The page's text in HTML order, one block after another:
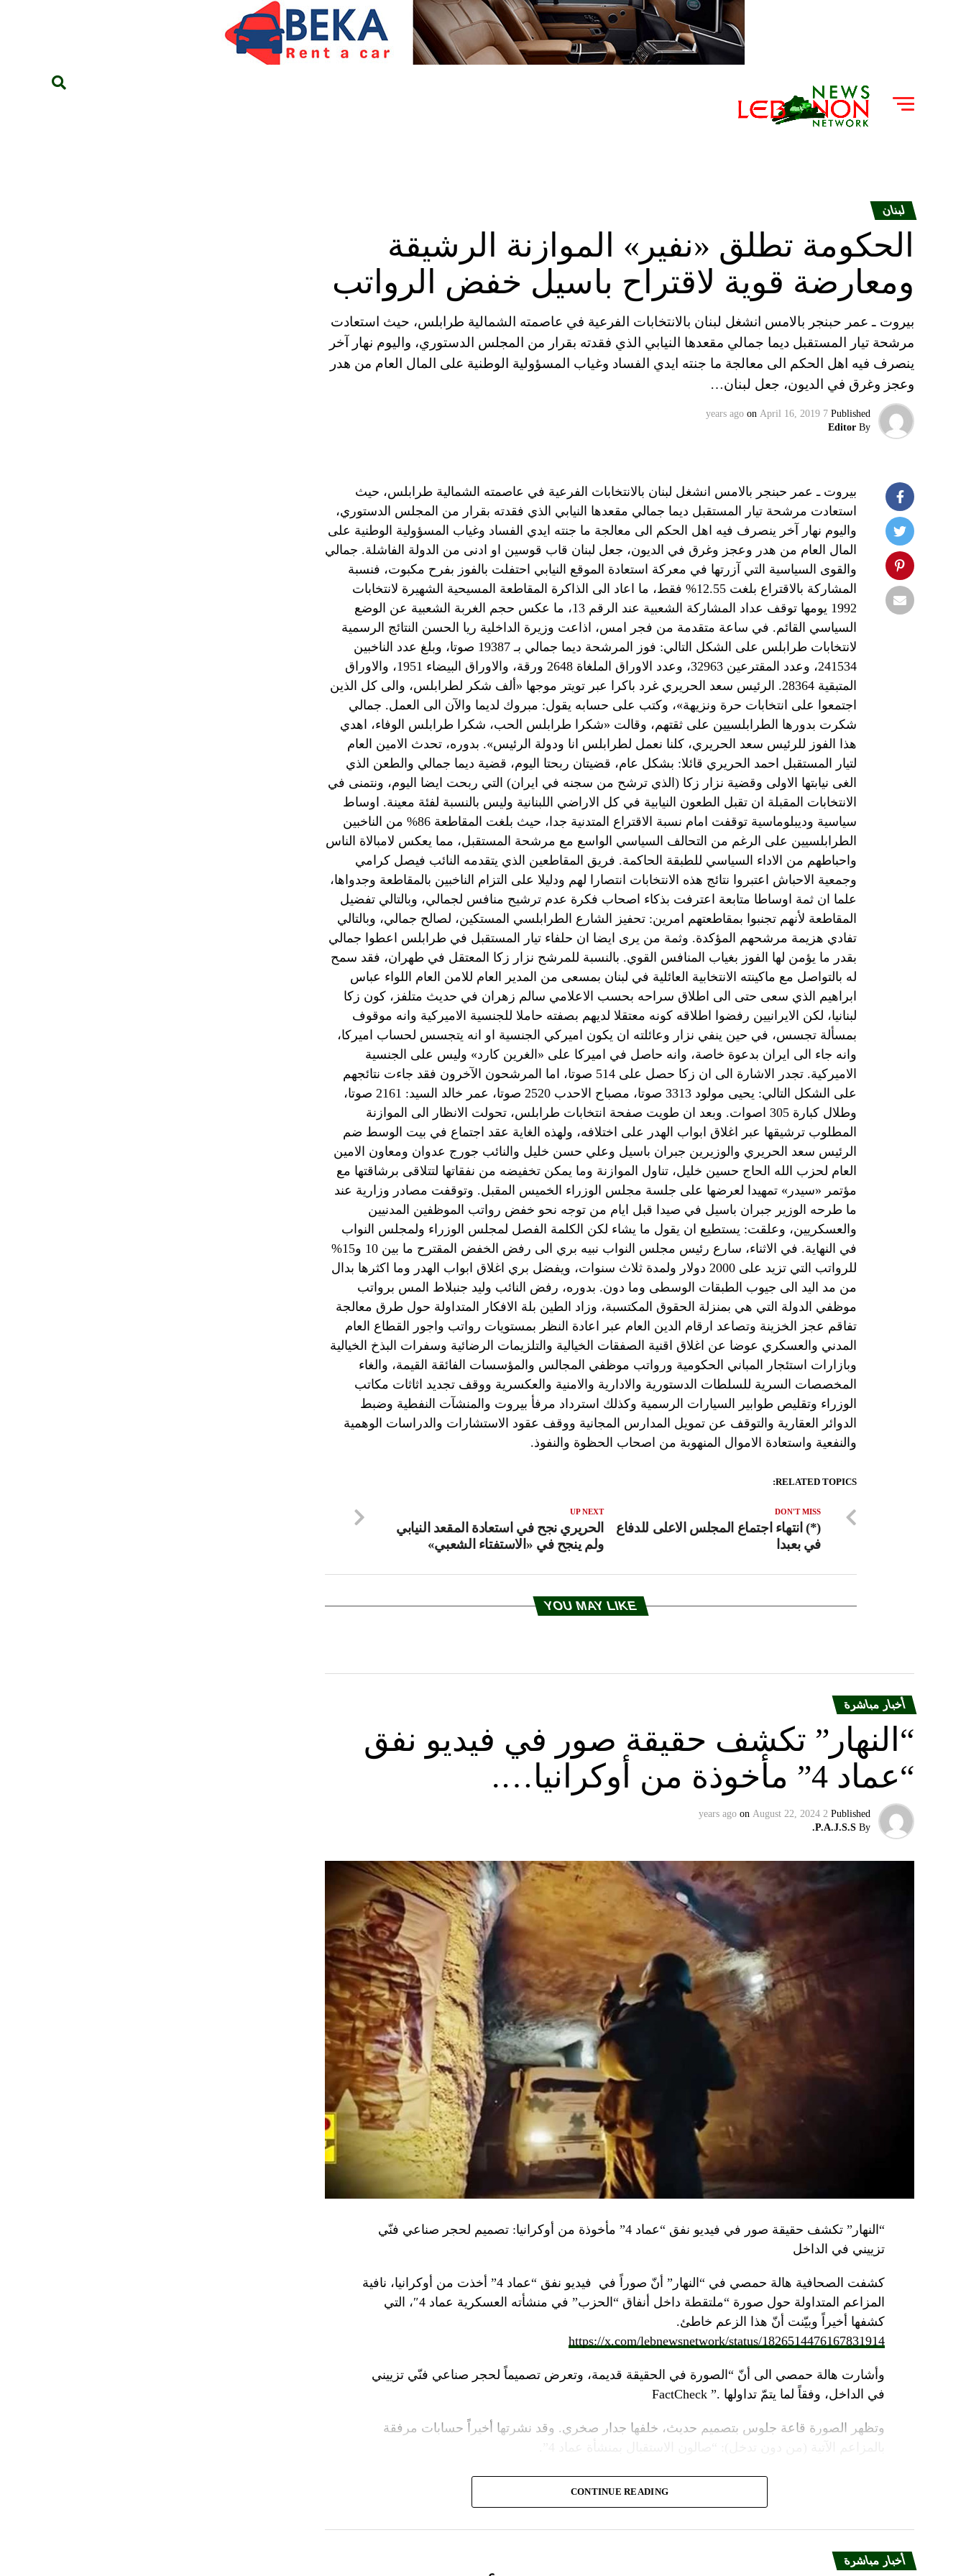
لبنان
الحكومة تطلق «نفير» الموازنة الرشيقة
ومعارضة قوية لاقتراح باسيل خفض الرواتب
بيروت ـ عمر حبنجر بالامس انشغل لبنان بالانتخابات الفرعية في عاصمته الشمالية طرابلس، حيث استعادت
مرشحة تيار المستقبل ديما جمالي مقعدها النيابي الذي فقدته بقرار من المجلس الدستوري، واليوم نهار آخر
ينصرف فيه اهل الحكم الى معالجة ما جنته ايدي الفساد وغياب المسؤولية الوطنية على المال العام من هدر
وعجز وغرق في الديون، جعل لبنان…
Published
7 years ago
on April 16, 2019
By
Editor
بيروت ـ عمر حبنجر بالامس انشغل لبنان بالانتخابات الفرعية في عاصمته الشمالية طرابلس، حيث
استعادت مرشحة تيار المستقبل ديما جمالي مقعدها النيابي الذي فقدته بقرار من المجلس الدستوري،
واليوم نهار آخر ينصرف فيه اهل الحكم الى معالجة ما جنته ايدي الفساد وغياب المسؤولية الوطنية على
المال العام من هدر وعجز وغرق في الديون، جعل لبنان قاب قوسين او ادنى من الدولة الفاشلة. جمالي
والقوى السياسية التي آزرتها في معركة استعادة الموقع النيابي احتفلت بالفوز بفرح مكبوت، فنسبة
المشاركة بالاقتراع بلغت 12.55% فقط، ما اعاد الى الذاكرة المقاطعة المسيحية الشهيرة لانتخابات
1992 يومها توقف عداد المشاركة الشعبية عند الرقم 13، ما عكس حجم الغربة الشعبية عن الوضع
السياسي القائم. في ساعة متقدمة من فجر امس، اذاعت وزيرة الداخلية ريا الحسن النتائج الرسمية
لانتخابات طرابلس على الشكل التالي: فوز المرشحة ديما جمالي بـ 19387 صوتا، وبلغ عدد الناخبين
241534، وعدد المقترعين 32963، وعدد الاوراق الملغاة 2648 ورقة، والاوراق البيضاء 1951، والاوراق
المتبقية 28364. الرئيس سعد الحريري غرد باكرا عبر تويتر موجها «ألف شكر لطرابلس، والى كل الذين
اجتمعوا على انتخابات حرة ونزيهة»، وكتب على حسابه يقول: مبروك لديما والآن الى العمل. جمالي
شكرت بدورها الطرابلسيين على ثقتهم، وقالت «شكرا طرابلس الحب، شكرا طرابلس الوفاء، اهدي
هذا الفوز للرئيس سعد الحريري، كلنا نعمل لطرابلس انا ودولة الرئيس». بدوره، تحدث الامين العام
لتيار المستقبل احمد الحريري قائلا: بشكل عام، قضيتان ربحتا اليوم، قضية ديما جمالي والطعن الذي
الغى نيابتها الاولى وقضية نزار زكا (الذي ترشح من سجنه في ايران) التي ربحت ايضا اليوم، ونتمنى في
الانتخابات المقبلة ان تقبل الطعون النيابية في كل الاراضي اللبنانية وليس بالنسبة لفئة معينة. اوساط
سياسية وديبلوماسية توقفت امام نسبة الاقتراع المتدنية جدا، حيث بلغت المقاطعة 86% من الناخبين
الطرابلسيين على الرغم من التحالف السياسي الواسع مع مرشحة المستقبل، مما يعكس لامبالاة الناس
واحباطهم من الاداء السياسي للطبقة الحاكمة. فريق المقاطعين الذي يتقدمه النائب فيصل كرامي
وجمعية الاحباش اعتبروا نتائج هذه الانتخابات انتصارا لهم ودليلا على التزام الناخبين بالمقاطعة وجدواها،
علما ان ثمة اوساطا متابعة اعترفت بذكاء اصحاب فكرة عدم ترشيح منافس لجمالي، وبالتالي تفضيل
المقاطعة لأنهم تجنبوا بمقاطعتهم امرين: تحفيز الشارع الطرابلسي المستكين، لصالح جمالي، وبالتالي
تفادي هزيمة مرشحهم المؤكدة. وثمة من يرى ايضا ان حلفاء تيار المستقبل في طرابلس اعطوا جمالي
بقدر ما يؤمن لها الفوز بغياب المنافس القوي. بالنسبة للمرشح نزار زكا المعتقل في طهران، فقد سمح
له بالتواصل مع ماكينته الانتخابية العائلية في لبنان بمسعى من المدير العام للامن العام اللواء عباس
ابراهيم الذي سعى حتى الى اطلاق سراحه بحسب الاعلامي سالم زهران في حديث متلفز، كون زكا
لبنانيا، لكن الايرانيين رفضوا اطلاقه كونه معتقلا لديهم بصفته حاملا للجنسية الاميركية وانه موقوف
بمسألة تجسس، في حين ينفي نزار وعائلته ان يكون اميركي الجنسية او انه يتجسس لحساب اميركا،
وانه جاء الى ايران بدعوة خاصة، وانه حاصل في اميركا على «الغرين كارد» وليس على الجنسية
الاميركية. تجدر الاشارة الى ان زكا حصل على 514 صوتا، اما المرشحون الآخرون فقد جاءت نتائجهم
على الشكل التالي: يحيى مولود 3313 صوتا، مصباح الاحدب 2520 صوتا، عمر خالد السيد: 2161 صوتا،
وطلال كبارة 305 اصوات. وبعد ان طويت صفحة انتخابات طرابلس، تحولت الانظار الى الموازنة
المطلوب ترشيقها عبر اغلاق ابواب الهدر على اختلافه، ولهذه الغاية عقد اجتماع في بيت الوسط ضم
الرئيس سعد الحريري والوزيرين جبران باسيل وعلي حسن خليل والنائب جورج عدوان ومعاون الامين
العام لحزب الله الحاج حسين خليل، تناول الموازنة وما يمكن تخفيضه من نفقاتها لتتلاقى برشاقتها مع
مؤتمر «سيدر» تمهيدا لعرضها على جلسة مجلس الوزراء الخميس المقبل. وتوقفت مصادر وزارية عند
ما طرحه الوزير جبران باسيل في صيدا قبل ايام من توجه نحو خفض رواتب الموظفين المدنيين
والعسكريين، وعلقت: يستطيع ان يقول ما يشاء لكن الكلمة الفصل لمجلس الوزراء ولمجلس النواب
في النهاية. في الاثناء، سارع رئيس مجلس النواب نبيه بري الى رفض الخفض المقترح ما بين 10 و15%
للرواتب التي تزيد على 2000 دولار ولمدة ثلاث سنوات، ويفضل بري اغلاق ابواب الهدر وما اكثرها بدال
من مد اليد الى جيوب الطبقات الوسطى وما دون. بدوره، رفض النائب وليد جنبلاط المس برواتب
موظفي الدولة التي هي بمنزلة الحقوق المكتسبة، وزاد الطين بلة الافكار المتداولة حول طرق معالجة
تفاقم عجز الخزينة وتصاعد ارقام الدين العام عبر اعادة النظر بمستويات رواتب واجور القطاع العام
المدني والعسكري عوضا عن اغلاق اقنية الصفقات الخيالية والتلزيمات الرضائية وسفرات البذخ الخيالية
وبازارات استئجار المباني الحكومية ورواتب موظفي المجالس والمؤسسات الفائقة القيمة، والغاء
المخصصات السرية للسلطات الدستورية والادارية والامنية والعكسرية ووقف تجديد اثاثات مكاتب
الوزراء وتقليص طوابير السيارات الرسمية وكذلك استرداد مرفأ بيروت والمنشآت النفطية وضبط
الدوائر العقارية والتوقف عن تمويل المدارس المجانية ووقف عقود الاستشارات والدراسات الوهمية
والنفعية واستعادة الاموال المنهوبة من اصحاب الحظوة والنفوذ.
RELATED TOPICS:
UP NEXT
الحريري نجح في استعادة المقعد النيابي
ولم ينجح في «الاستفتاء الشعبي»
DON'T MISS
(*) انتهاء اجتماع المجلس الاعلى للدفاع
في بعبدا
YOU MAY LIKE
أخبار مباشرة
“النهار” تكشف حقيقة صور في فيديو نفق
“عماد 4” مأخوذة من أوكرانيا….
Published
2 years ago
on August 22, 2024
By
P.A.J.S.S.
“النهار” تكشف حقيقة صور في فيديو نفق “عماد 4” مأخوذة من أوكرانيا: تصميم لحجر صناعي فنّي
تزييني في الداخل
كشفت الصحافية هالة حمصي في “النهار” أنّ صوراً في فيديو
نفق “عماد 4” أخذت من أوكرانيا، نافية
المزاعم المتداولة حول صورة “ملتقطة داخل أنفاق “الحزب” في منشأته العسكرية عماد 4″، التي
كشفها أخيراً وبيّنت أنّ هذا الزعم خاطئ.
https://x.com/lebnewsnetwork/status/1826514476167831914
وأشارت هالة حمصي الى أنّ “الصورة في الحقيقة قديمة، وتعرض تصميماً لحجر صناعي فنّي تزييني
في الداخل، وفقاً لما يتمّ تداولها .” FactCheck
وتظهر الصورة قاعة جلوس بتصميم حديث، خلفها جدار صخري. وقد نشرتها أخيراً حسابات مرفقة
أضافت “النهار”: “ويظهر مقطع
CONTINUE READING
أخبار مباشرة